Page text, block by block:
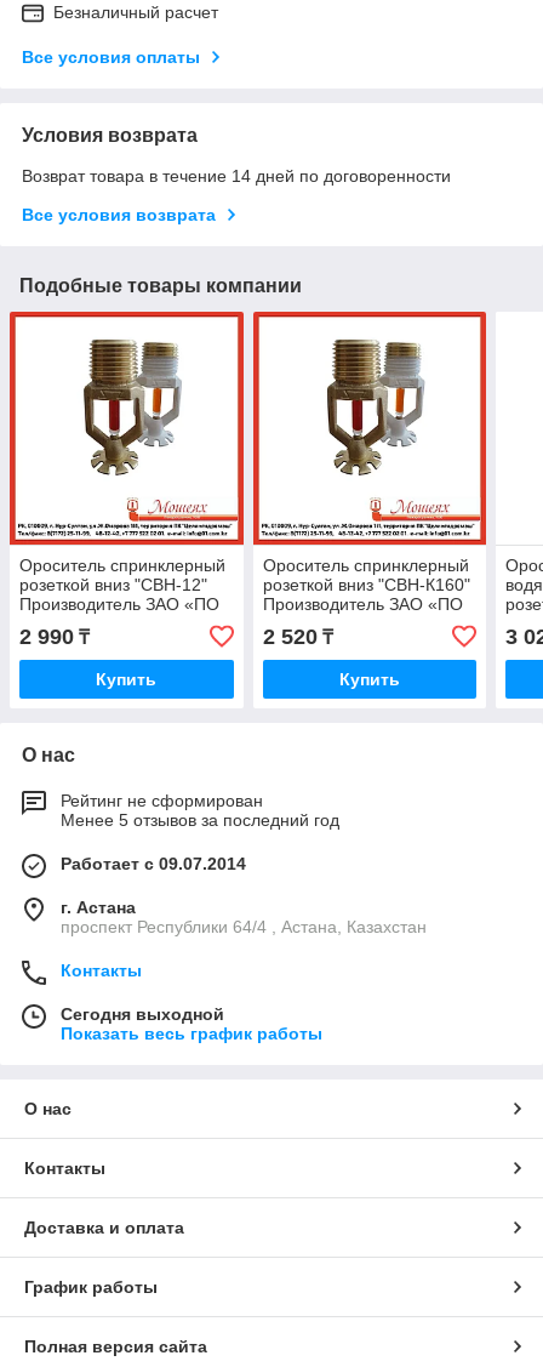
Безналичный расчет
Все условия оплаты
Условия возврата
Возврат товара в течение 14 дней по договоренности
Все условия возврата
Подобные товары компании
Ороситель спринклерный
розеткой вниз "СВН-12"
Производитель ЗАО «ПО
«Спецавтоматика», Бийск
2 990 ₸
Купить
Ороситель спринклерный
розеткой вниз "СВН-К160"
Производитель ЗАО «ПО
«Спецавтоматика», Бийск
2 520₸
Купить
3
О нас
Рейтинг не сформирован
Менее 5 отзывов за последний год
Работает с 09.07.2014
г. Астана
проспект Республики 64/4 , Астана, Казахстан
Контакты
Сегодня выходной
Показать весь график работы
О нас
Контакты
Доставка и оплата
График работы
Полная версия сайта